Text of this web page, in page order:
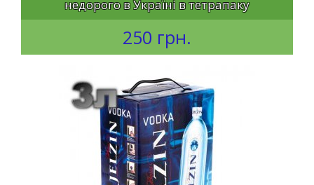
недорого в Україні в тетрапаку
250 грн.